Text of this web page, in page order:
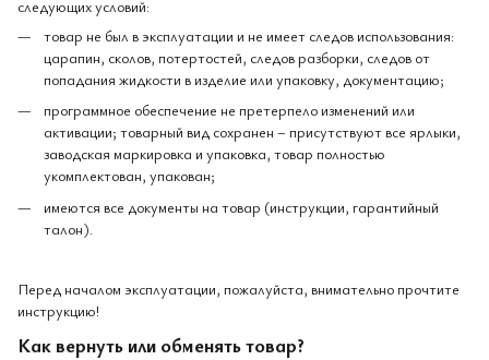
следующих условий:
товар не был в эксплуатации и не имеет следов использования:
царапин, сколов, потертостей, следов разборки, следов от
попадания жидкости в изделие или упаковку, документацию;
программное обеспечение не претерпело изменений или
активации; товарный вид сохранен – присутствуют все ярлыки,
заводская маркировка и упаковка, товар полностью
укомплектован, упакован;
имеются все документы на товар (инструкции, гарантийный
талон).
Перед началом эксплуатации, пожалуйста, внимательно прочтите
инструкцию!
Как вернуть или обменять товар?